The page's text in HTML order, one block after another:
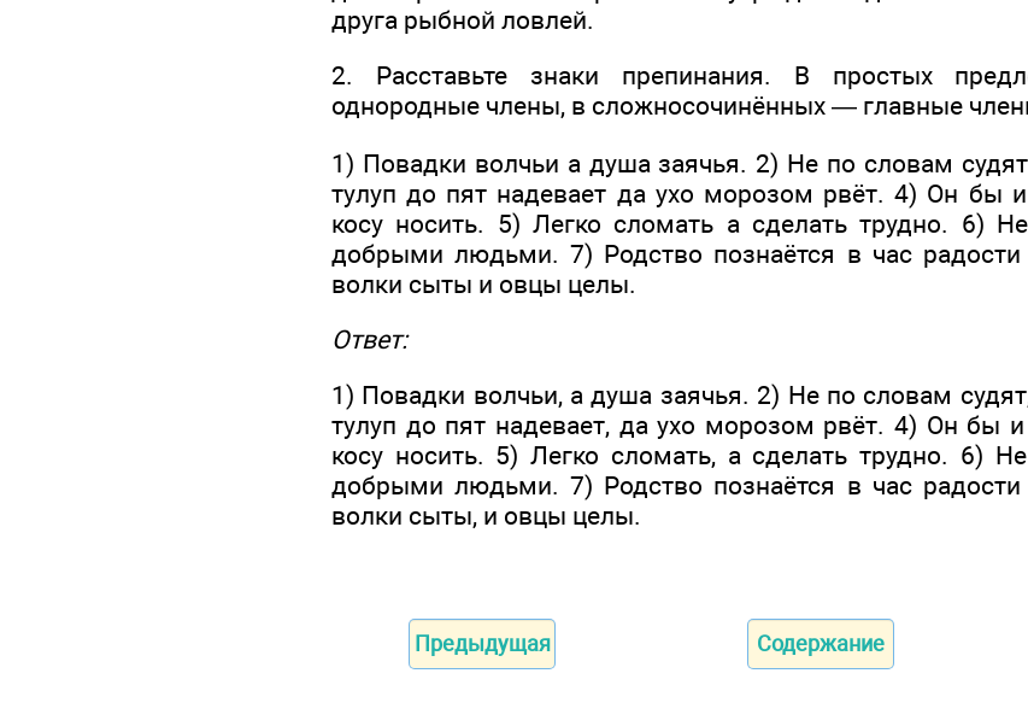
друга рыбной ловлей.
2. Расставьте знаки препинания. В простых
однородные члены, в сложносочинённых — главные
1) Повадки волчьи а душа заячья. 2) Не по словам
тулуп до пят надевает да ухо моро­зом рвёт. 4) Он бы
косу носить. 5) Легко сломать а сделать трудно. 6)
добрыми людьми. 7) Родство познаётся в час
волки сыты и овцы целы.
Ответ:
1) Повадки волчьи, а душа заячья. 2) Не по словам
тулуп до пят надевает, да ухо моро­зом рвёт. 4) Он бы
косу носить. 5) Легко сломать, а сделать трудно. 6)
добрыми людьми. 7) Родство познаётся в час
волки сыты, и овцы целы.
Предыдущая Содержание